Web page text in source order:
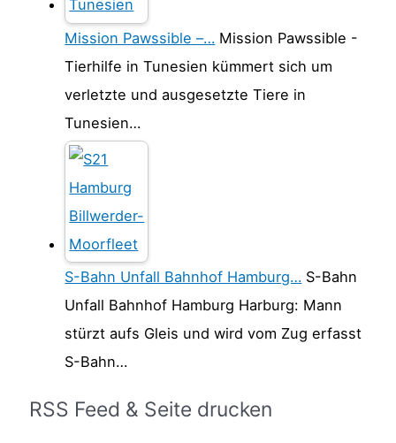
Mission Pawssible –… Mission Pawssible -
Tierhilfe in Tunesien kümmert sich um
verletzte und ausgesetzte Tiere in
Tunesien…
S-Bahn Unfall Bahnhof Hamburg… S-Bahn
Unfall Bahnhof Hamburg Harburg: Mann
stürzt aufs Gleis und wird vom Zug erfasst
S-Bahn…
RSS Feed & Seite drucken